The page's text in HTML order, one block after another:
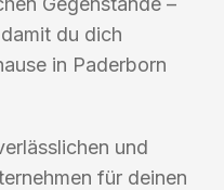
du dich
in Paderborn
und
für deinen